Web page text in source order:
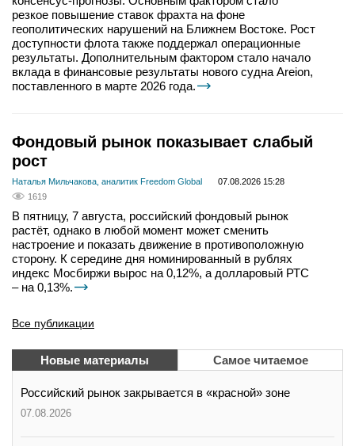
резкое повышение ставок фрахта на фоне
геополитических нарушений на Ближнем Востоке. Рост
доступности флота также поддержал операционные
результаты. Дополнительным фактором стало начало
вклада в финансовые результаты нового судна Areion,
поставленного в марте 2026 года.
Фондовый рынок показывает слабый
рост
Наталья Мильчакова, аналитик Freedom Global
07.08.2026 15:28
1619
В пятницу, 7 августа, российский фондовый рынок
растёт, однако в любой момент может сменить
настроение и показать движение в противоположную
сторону. К середине дня номинированный в рублях
индекс Мосбиржи вырос на 0,12%, а долларовый РТС
– на 0,13%.
Все публикации
Новые материалы Самое читаемое
Российский рынок закрывается в «красной» зоне
07.08.2026